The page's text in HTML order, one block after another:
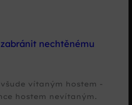
nechtěnému
vítaným hostem -
hostem nevítaným.